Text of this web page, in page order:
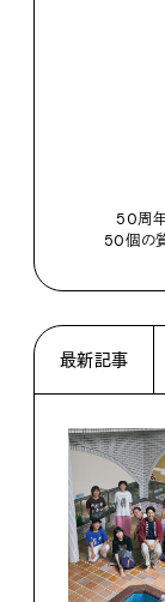
50周
50個の
最新記事